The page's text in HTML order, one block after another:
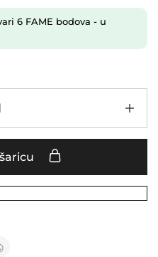
6 FAME bodova - u